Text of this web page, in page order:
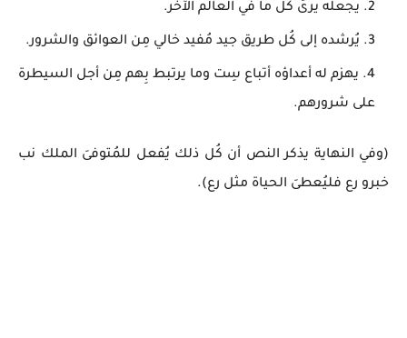
يجعله يرىَ كُل ما في العالم الآخر.
يُرشده إلى كُل طريق جيد مُفيد خالي مِن العوائق والشرور.
يهزم له أعداؤه أتباع سِت وما يرتبط بِهم مِن أجل السيطرة
على شرورهم.
(وفي النهاية يذكر النص أن كُل ذلك يُفعل للمُتوفىَ الملك نب
خبرو رع فليُعطىَ الحياة مثل رع).